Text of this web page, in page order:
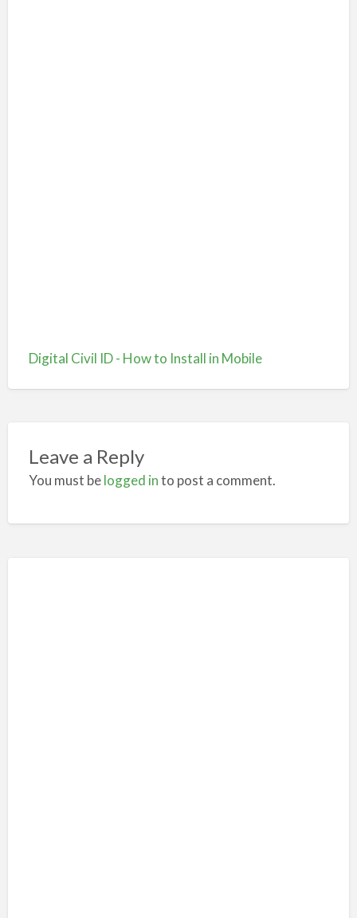
Digital Civil ID - How to Install in Mobile
Leave a Reply
You must belogged into post a comment.